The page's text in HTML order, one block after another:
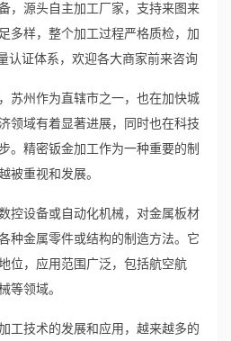
，源头自主加工厂家，支持来图来
多样，整个加工过程严格质检，加
认证体系，欢迎各大商家前来咨询
苏州作为直辖市之一，也在加快城
领域有着显著进展，同时也在科技
。精密钣金加工作为一种重要的制
被重视和发展。
控设备或自动化机械，对金属板材
种金属零件或结构的制造方法。它
位，应用范围广泛，包括航空航
等领域。
工技术的发展和应用，越来越多的